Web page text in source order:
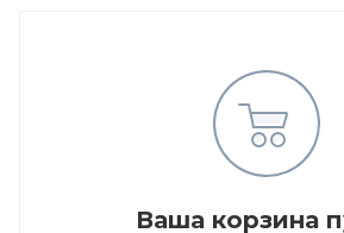
Ваша корзина